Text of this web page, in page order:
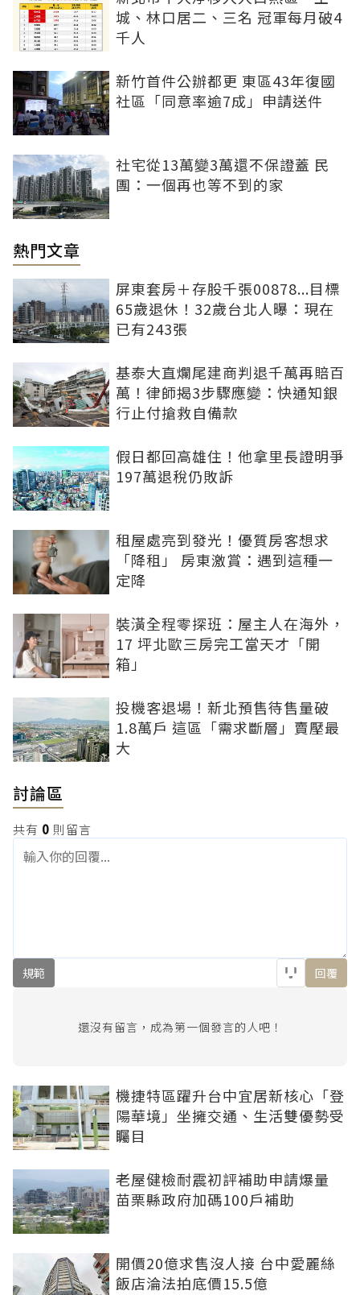
城、林口居二、三名 冠軍每月破4
千人
新竹首件公辦都更 東區43年復國
社區「同意率逾7成」申請送件
社宅從13萬變3萬還不保證蓋 民
團：一個再也等不到的家
熱門文章
屏東套房＋存股千張00878...目標
65歲退休！32歲台北人曝：現在
已有243張
基泰大直爛尾建商判退千萬再賠百
萬！律師揭3步驟應變：快通知銀
行止付搶救自備款
假日都回高雄住！他拿里長證明爭
197萬退稅仍敗訴
租屋處亮到發光！優質房客想求
「降租」 房東激賞：遇到這種一
定降
裝潢全程零探班：屋主人在海外，
17 坪北歐三房完工當天才「開
箱」
投機客退場！新北預售待售量破
1.8萬戶 這區「需求斷層」賣壓最
大
討論區
共有 0 則留言
規範 回覆
還沒有留言，成為第一個發言的人吧！
機捷特區躍升台中宜居新核心「登
陽華境」坐擁交通、生活雙優勢受
矚目
老屋健檢耐震初評補助申請爆量
苗栗縣政府加碼100戶補助
開價20億求售沒人接 台中愛麗絲
飯店淪法拍底價15.5億